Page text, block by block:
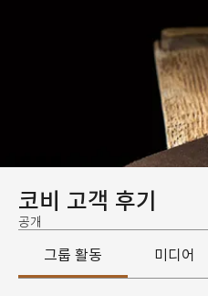
코비 고객 후기
공개
그룹 활동 미디어